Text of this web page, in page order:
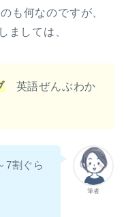
も何なのですが、
ましては、
英語ぜんぶわか
筆者
7割ぐら